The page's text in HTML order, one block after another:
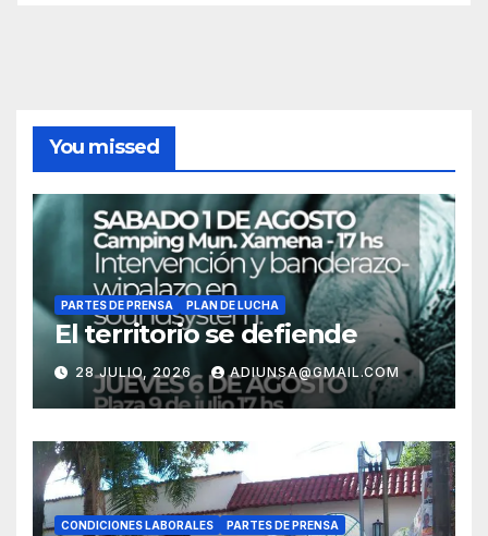
You missed
PARTES DE PRENSA PLAN DE LUCHA
El territorio se defiende
28 JULIO, 2026 ADIUNSA@GMAIL.COM
CONDICIONES LABORALES PARTES DE PRENSA